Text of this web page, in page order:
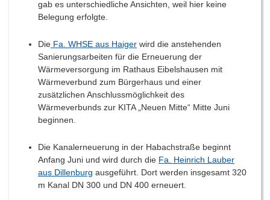
gab es unterschiedliche Ansichten, weil hier keine
Belegung erfolgte.
Die Fa. WHSE aus Haiger wird die anstehenden
Sanierungsarbeiten für die Erneuerung der
Wärmeversorgung im Rathaus Eibelshausen mit
Wärmeverbund zum Bürgerhaus und einer
zusätzlichen Anschlussmöglichkeit des
Wärmeverbunds zur KITA „Neuen Mitte“ Mitte Juni
beginnen.
Die Kanalerneuerung in der Habachstraße beginnt
Anfang Juni und wird durch die Fa. Heinrich Lauber
aus Dillenburg ausgeführt. Dort werden insgesamt 320
m Kanal DN 300 und DN 400 erneuert.